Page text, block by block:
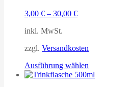
3,00 € – 30,00 €
inkl. MwSt.
zzgl. Versandkosten
Ausführung wählen
Produkt